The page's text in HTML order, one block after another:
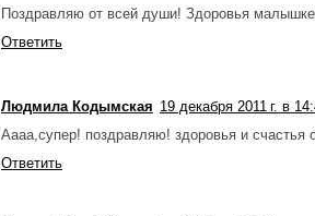
Поздравляю от всей души! Здоровья
Ответить
Людмила Кодымская 19 декабря 2011 г. в
Аааа,супер! поздравляю! здоровья и счастья
Ответить